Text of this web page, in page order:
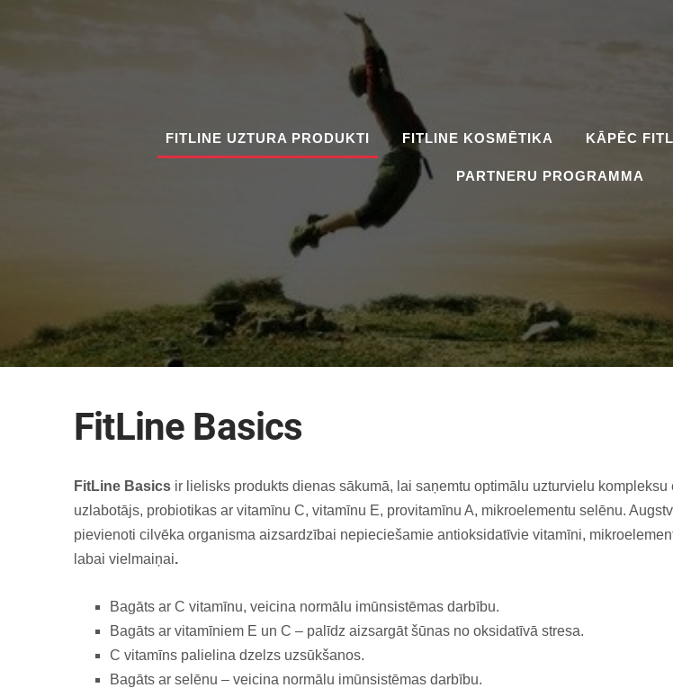
FITLINE UZTURA PRODUKTI FITLINE KOSMĒTIKA KĀPĒC
PARTNERU PROGRAMMA
FitLine Basics
FitLine Basics ir lielisks produkts dienas sākumā, lai saņemtu optimālu uzturvielu
uzlabotājs, probiotikas ar vitamīnu C, vitamīnu E, provitamīnu A, mikroelementu selēnu.
pievienoti cilvēka organisma aizsardzībai nepieciešamie antioksidatīvie vitamīni,
labai vielmaiņai.
Bagāts ar C vitamīnu, veicina normālu imūnsistēmas darbību.
Bagāts ar vitamīniem E un C – palīdz aizsargāt šūnas no oksidatīvā stresa.
C vitamīns palielina dzelzs uzsūkšanos.
Bagāts ar selēnu – veicina normālu imūnsistēmas darbību.